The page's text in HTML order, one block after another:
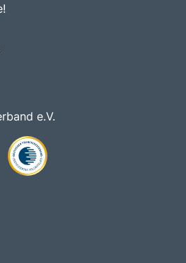
e.V.